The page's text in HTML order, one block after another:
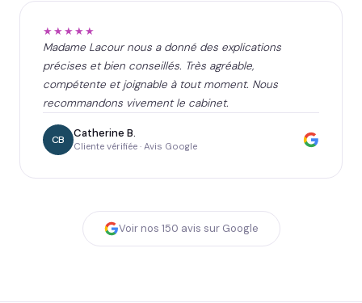
★★★★★
Madame Lacour nous a donné des explications
précises et bien conseillés. Très agréable,
compétente et joignable à tout moment. Nous
recommandons vivement le cabinet.
CB Catherine B.
Cliente vérifiée · Avis Google
Voir nos 150 avis sur Google